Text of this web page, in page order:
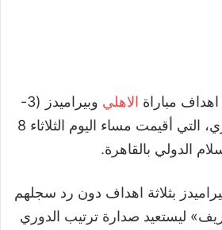
مباراة الاهلي
وبيراميدز (3-
0) في الدوري المصري، التي أقيمت مساء اليوم الثلاثاء 8
الدولي بالقاهرة.
بثلاثة اهداف دون رد سجلهم
ليستعيد صدارة ترتيب الدوري